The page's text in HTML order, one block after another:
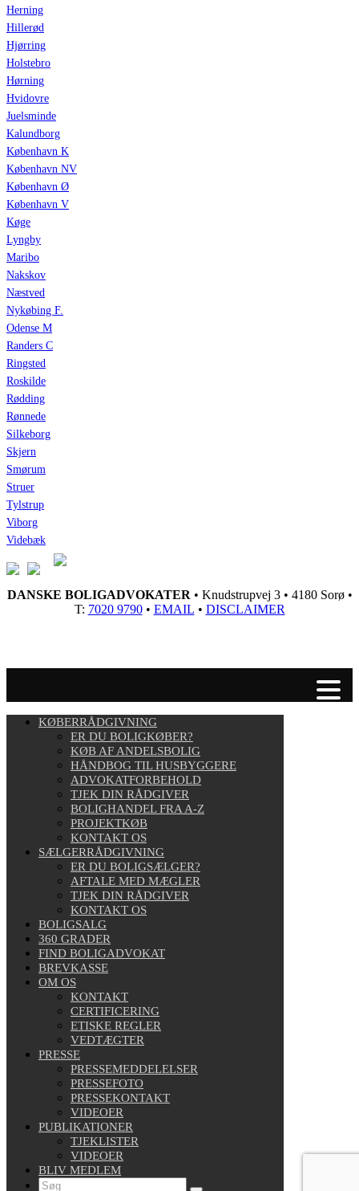
Herning
Hillerød
Hjørring
Holstebro
Hørning
Hvidovre
Juelsminde
Kalundborg
København K
København NV
København Ø
København V
Køge
Lyngby
Maribo
Nakskov
Næstved
Nykøbing F.
Odense M
Randers C
Ringsted
Roskilde
Rødding
Rønnede
Silkeborg
Skjern
Smørum
Struer
Tylstrup
Viborg
Videbæk
DANSKE BOLIGADVOKATER • Knudstrupvej 3 • 4180 Sorø •
T: 7020 9790• EMAIL • DISCLAIMER
KØBERRÅDGIVNING
ER DU BOLIGKØBER?
KØB AF ANDELSBOLIG
HÅNDBOG TIL HUSBYGGERE
ADVOKATFORBEHOLD
TJEK DIN RÅDGIVER
BOLIGHANDEL FRA A-Z
PROJEKTKØB
KONTAKT OS
SÆLGERRÅDGIVNING
ER DU BOLIGSÆLGER?
AFTALE MED MÆGLER
TJEK DIN RÅDGIVER
KONTAKT OS
BOLIGSALG
360 GRADER
FIND BOLIGADVOKAT
BREVKASSE
OM OS
KONTAKT
CERTIFICERING
ETISKE REGLER
VEDTÆGTER
PRESSE
PRESSEMEDDELELSER
PRESSEFOTO
PRESSEKONTAKT
VIDEOER
PUBLIKATIONER
TJEKLISTER
VIDEOER
BLIV MEDLEM